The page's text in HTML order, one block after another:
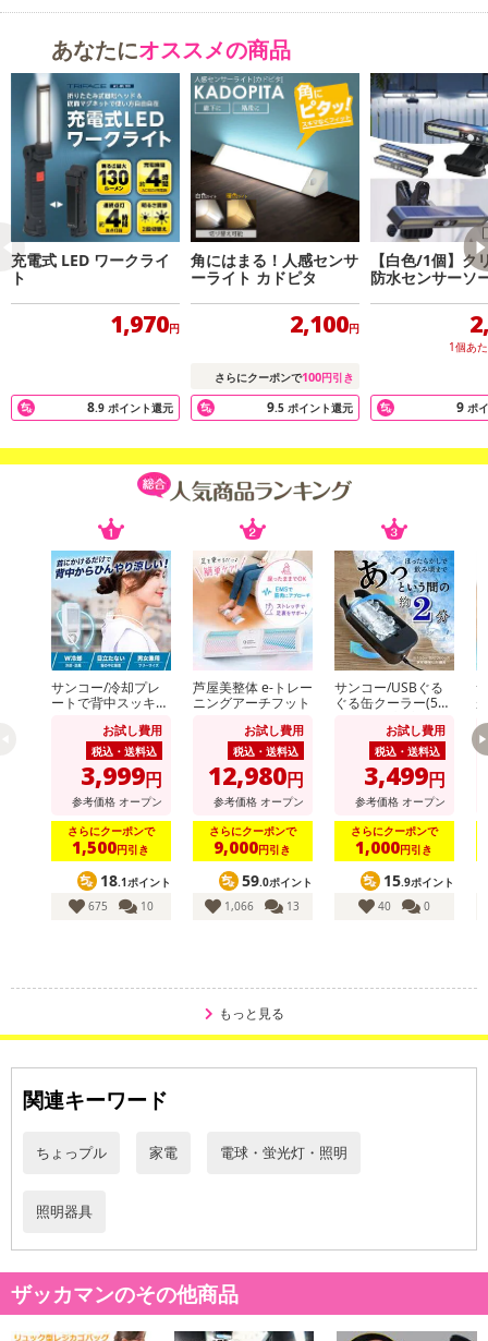
物置や車庫での作業に照明がほしい…
停電時など災害時の明かりが心配…
そんなときに大活躍の、人の気配で点灯するLEDセンサーライトで
す！
◎10灯LEDなので明るく防犯にもおすすめ！
◎取り付け簡単で場所も取りません。
◎LEDなので火災の心配もナシ！
◎色んな場所に設置可能。
◎マグネットバーを取り外せば、災害時の懐中電灯代わりにも活躍
駐車スペースや、納戸、廊下、軒先、お庭や玄関先など…
様々な場所でお役立てください♪
・原材料/材質/素材：ABS・他
・商品サイズ：約19×3×1.6cm
・その他商品仕様：
使用電池：単4電池4本使用(別売り)
付属品：本体・両面テープ付きマグネットバー
・注意事項：
簡易包装での発送となります。
入荷の都合により仕様が変わる場合がございます
海外からの輸入品のため、箱にキズやへこみ、汚れが生じる場合
がございます。予めご了承ください。
商品はモニターによって色合いが異なって見える場合があります
防水ではございいません。
注意事項
【賞味・消費期限のある商品について】
商品到着時点でのお日持ち期間は、配送日数などにより異なります
のでご了承ください。
※お申込み後のキャンセルはお受けできません。
記載されている内容を必ずご確認いただき、お届けする商品セット
にご納得いただきましたうえでお申し込みください。
※パッケージ変更や商品リニューアル（成分など含む）等により、
参考の掲載画像や画像内のバーコードなど、お届け商品と多少異な
る場合がございます。
了により、商品詳細内に記載の原産国・原材料の表記が旧表記の場
あらかじめご了承いただいた上でお申込みください。なお、本理由
【お支払いについて】
※送料はお試し費用に含まれております。
あなたにオススメの商品
充電式 LED ワークライ
ト
1,970円
8.9 ポイント還元
角にはまる！人感センサ
ーライト カドピタ
2,100円
さらにクーポンで100円引き
9.5 ポイント還元
【白色/1個】ク
防水センサーソ
1個あ
9 ポ
サンコー/冷却プレ
ートで背中スッキリ
ル」 (冷却プレート
&送風のW冷却/吸気
口/男女兼用)/SENA
CLSWH
お試し費用
税込・送料込
3,999円
参考価格 オープン
さらにクーポンで
1,500円引き
18.1ポイント
675
10
芦屋美整体 e-トレー
ニングアーチフット
お試し費用
税込・送料込
12,980円
参考価格 オープン
さらにクーポンで
9,000円引き
59.0ポイント
1,066
13
サンコー/USBぐる
ぐる缶クーラー(500
お試し費用
税込・送料込
3,499円
参考価格 オープン
さらにクーポンで
1,000円引き
15.9ポイント
40
0
2
もっと見る
関連キーワード
ちょっプル 家電 電球・蛍光灯・照明
照明器具
ザッカマンのその他商品